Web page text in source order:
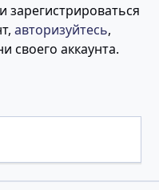
зарегистрироваться
авторизуйтесь,
своего аккаунта.